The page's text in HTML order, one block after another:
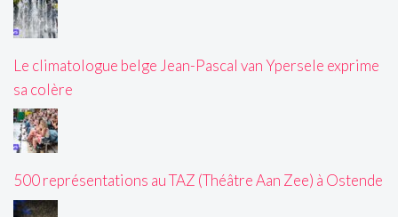
Le climatologue belge Jean-Pascal van Ypersele exprime
sa colère
500 représentations au TAZ (Théâtre Aan Zee) à Ostende